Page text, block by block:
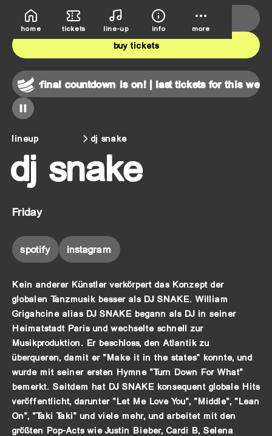
home tickets line-up info more
final countdown is on! | last tickets for this weekend!
deutsche bank park june 5th-7th
buy tickets
lineup dj snake
dj snake
Friday
spotify instagram
Kein anderer Künstler verkörpert das Konzept der
globalen Tanzmusik besser als DJ SNAKE. William
Grigahcine alias DJ SNAKE begann als DJ in seiner
Heimatstadt Paris und wechselte schnell zur
Musikproduktion. Er beschloss, den Atlantik zu
überqueren, damit er "Make it in the states" konnte, und
wurde mit seiner ersten Hymne "Turn Down For What"
bemerkt. Seitdem hat DJ SNAKE konsequent globale Hits
veröffentlicht, darunter "Let Me Love You", "Middle", "Lean
On", "Taki Taki" und viele mehr, und arbeitet mit den
größten Pop-Acts wie Justin Bieber, Cardi B, Selena